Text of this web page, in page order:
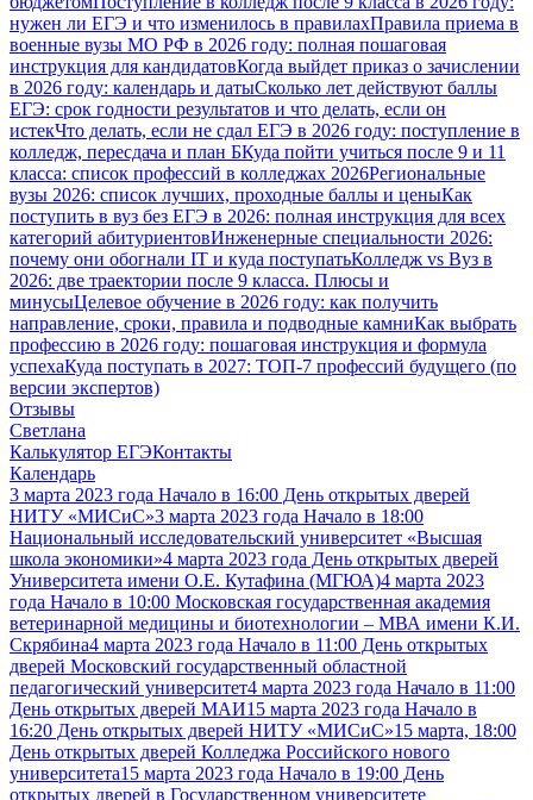
нужен ли ЕГЭ и что изменилось в правилахПравила приема в
военные вузы МО РФ в 2026 году: полная пошаговая
инструкция для кандидатовКогда выйдет приказ о зачислении
в 2026 году: календарь и датыСколько лет действуют баллы
ЕГЭ: срок годности результатов и что делать, если он
истекЧто делать, если не сдал ЕГЭ в 2026 году: поступление в
колледж, пересдача и план БКуда пойти учиться после 9 и 11
класса: список профессий в колледжах 2026Региональные
вузы 2026: список лучших, проходные баллы и ценыКак
поступить в вуз без ЕГЭ в 2026: полная инструкция для всех
категорий абитуриентовИнженерные специальности 2026:
почему они обогнали IT и куда поступатьКолледж vs Вуз в
2026: две траектории после 9 класса. Плюсы и
минусыЦелевое обучение в 2026 году: как получить
направление, сроки, правила и подводные камниКак выбрать
профессию в 2026 году: пошаговая инструкция и формула
успехаКуда поступать в 2027: ТОП-7 профессий будущего (по
версии экспертов)
Отзывы
Светлана
Калькулятор ЕГЭКонтакты
Календарь
3 марта 2023 года Начало в 16:00 День открытых дверей
НИТУ «МИСиС»3 марта 2023 года Начало в 18:00
Национальный исследовательский университет «Высшая
школа экономики»4 марта 2023 года День открытых дверей
Университета имени О.Е. Кутафина (МГЮА)4 марта 2023
года Начало в 10:00 Московская государственная академия
ветеринарной медицины и биотехнологии – МВА имени К.И.
Скрябина4 марта 2023 года Начало в 11:00 День открытых
дверей Московский государственный областной
педагогический университет4 марта 2023 года Начало в 11:00
День открытых дверей МАИ15 марта 2023 года Начало в
16:20 День открытых дверей НИТУ «МИСиС»15 марта, 18:00
День открытых дверей Колледжа Российского нового
университета15 марта 2023 года Начало в 19:00 День
открытых дверей в Государственном университете